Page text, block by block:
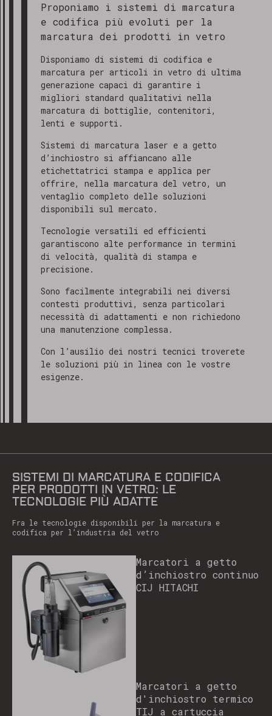
Proponiamo i sistemi di marcatura
e codifica più evoluti per la
marcatura dei prodotti in vetro
Disponiamo di sistemi di codifica e
marcatura per articoli in vetro di ultima
generazione capaci di garantire i
migliori standard qualitativi nella
marcatura di bottiglie, contenitori,
lenti e supporti.
Sistemi di marcatura laser e a getto
d’inchiostro si affiancano alle
etichettatrici stampa e applica per
offrire, nella marcatura del vetro, un
ventaglio completo delle soluzioni
disponibili sul mercato.
Tecnologie versatili ed efficienti
garantiscono alte performance in termini
di velocità, qualità di stampa e
precisione.
Sono facilmente integrabili nei diversi
contesti produttivi, senza particolari
necessità di adattamenti e non richiedono
una manutenzione complessa.
Con l’ausilio dei nostri tecnici troverete
le soluzioni più in linea con le vostre
esigenze.
SISTEMI DI MARCATURA E CODIFICA
PER PRODOTTI IN VETRO: LE
TECNOLOGIE PIÙ ADATTE
Fra le tecnologie disponibili per la marcatura e
codifica per l’industria del vetro
Marcatori a getto
d’inchiostro continuo
CIJ HITACHI
Marcatori a getto
d'inchiostro termico
TIJ a cartuccia